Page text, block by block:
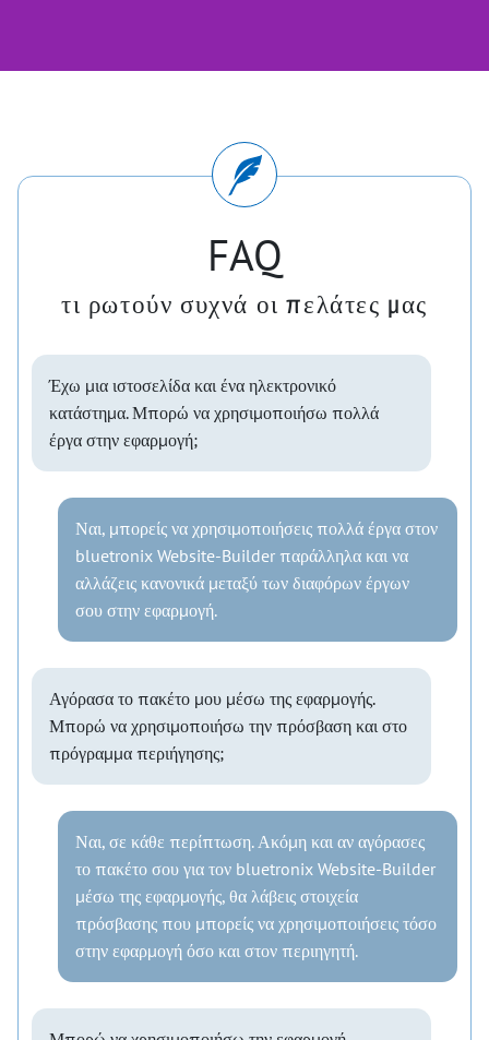
FAQ
τι ρωτούν συχνά οι πελάτες μας
Έχω μια ιστοσελίδα και ένα ηλεκτρονικό
κατάστημα. Μπορώ να χρησιμοποιήσω πολλά
έργα στην εφαρμογή;
Ναι, μπορείς να χρησιμοποιήσεις πολλά έργα στον
bluetronix Website-Builder παράλληλα και να
αλλάζεις κανονικά μεταξύ των διαφόρων έργων
σου στην εφαρμογή.
Αγόρασα το πακέτο μου μέσω της εφαρμογής.
Μπορώ να χρησιμοποιήσω την πρόσβαση και στο
πρόγραμμα περιήγησης;
Ναι, σε κάθε περίπτωση. Ακόμη και αν αγόρασες
το πακέτο σου για τον bluetronix Website-Builder
μέσω της εφαρμογής, θα λάβεις στοιχεία
πρόσβασης που μπορείς να χρησιμοποιήσεις τόσο
στην εφαρμογή όσο και στον περιηγητή.